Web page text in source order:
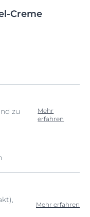
Creme
zu
Mehr
erfahren
Mehr erfahren